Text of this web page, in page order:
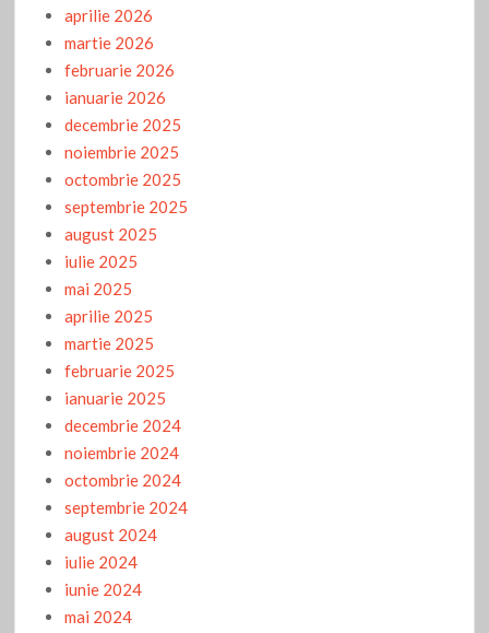
aprilie 2026
martie 2026
februarie 2026
ianuarie 2026
decembrie 2025
noiembrie 2025
octombrie 2025
septembrie 2025
august 2025
iulie 2025
mai 2025
aprilie 2025
martie 2025
februarie 2025
ianuarie 2025
decembrie 2024
noiembrie 2024
octombrie 2024
septembrie 2024
august 2024
iulie 2024
iunie 2024
mai 2024